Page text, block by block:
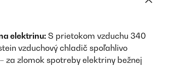
elektrinu: S prietokom vzduchu 340
vzduchový chladič spoľahlivo
za zlomok spotreby elektriny bežnej